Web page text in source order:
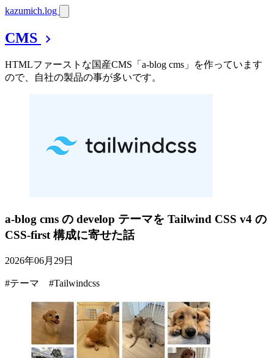
kazumich.log
CMS chevron_right
HTMLファーストな国産CMS「a-blog cms」を作っています
ので、自社の製品の事が多いです。
a-blog cms の develop テーマを Tailwind CSS v4 の
CSS-first 構成に寄せた話
2026年06月29日
#テーマ #Tailwindcss